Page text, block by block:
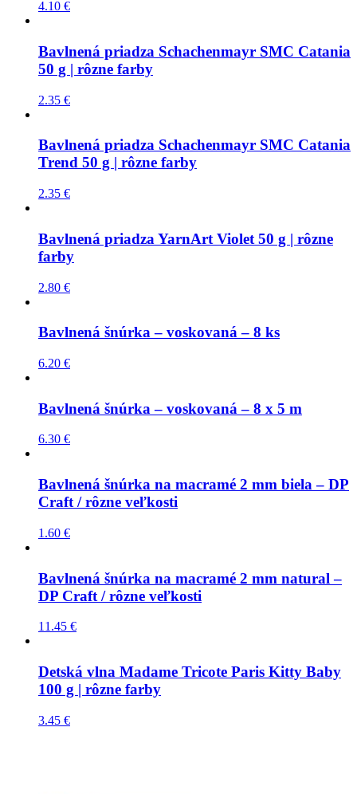
4.10 €
Bavlnená priadza Schachenmayr SMC Catania
50 g | rôzne farby
2.35 €
Bavlnená priadza Schachenmayr SMC Catania
Trend 50 g | rôzne farby
2.35 €
Bavlnená priadza YarnArt Violet 50 g | rôzne
farby
2.80 €
Bavlnená šnúrka – voskovaná – 8 ks
6.20 €
Bavlnená šnúrka – voskovaná – 8 x 5 m
6.30 €
Bavlnená šnúrka na macramé 2 mm biela – DP
Craft / rôzne veľkosti
1.60 €
Bavlnená šnúrka na macramé 2 mm natural –
DP Craft / rôzne veľkosti
11.45 €
Detská vlna Madame Tricote Paris Kitty Baby
100 g | rôzne farby
3.45 €